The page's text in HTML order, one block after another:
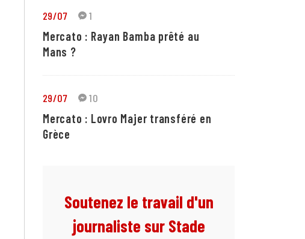
29/07 1
Mercato : Rayan Bamba prêté au
Mans ?
29/07 10
Mercato : Lovro Majer transféré en
Grèce
Soutenez le travail d'un
journaliste sur Stade